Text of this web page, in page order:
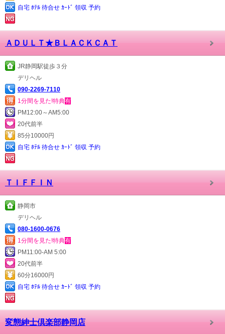
自宅 ﾎﾃﾙ 待合せ ｶｰﾄﾞ 領収 予約
ＡＤＵＬＴ★ＢＬＡＣＫＣＡＴ
JR静岡駅徒歩３分
デリヘル
090-2269-7110
1分間を見た!特典有
PM12:00～AM5:00
20代前半
85分10000円
自宅 ﾎﾃﾙ 待合せ ｶｰﾄﾞ 領収 予約
ＴＩＦＦＩＮ
静岡市
デリヘル
080-1600-0676
1分間を見た!特典有
PM11:00-AM 5:00
20代前半
60分16000円
自宅 ﾎﾃﾙ 待合せ ｶｰﾄﾞ 領収 予約
変態紳士倶楽部静岡店